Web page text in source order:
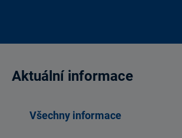
Aktuální informace
Všechny informace